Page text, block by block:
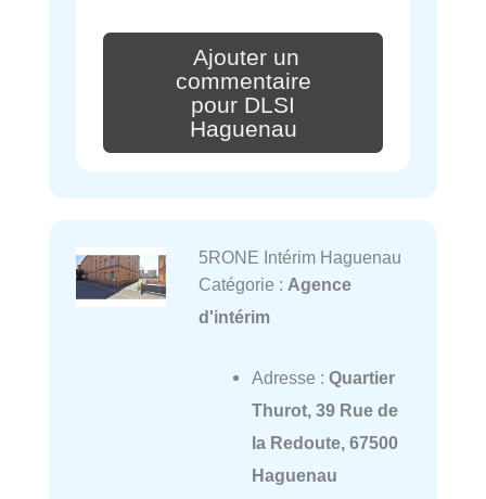
Ajouter un
commentaire
pour DLSI
Haguenau
5RONE Intérim Haguenau
Catégorie : Agence
d'intérim
Adresse : Quartier
Thurot, 39 Rue de
la Redoute, 67500
Haguenau